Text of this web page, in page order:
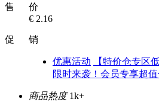
售 价
€ 2.16
促 销
优惠活动
【特价仓专区
限时来袭！会员专享超值
商品热度 1k+